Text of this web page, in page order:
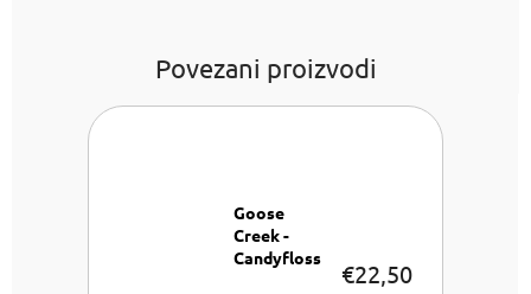
Povezani proizvodi
Goose
Creek -
Candyfloss
€22,50